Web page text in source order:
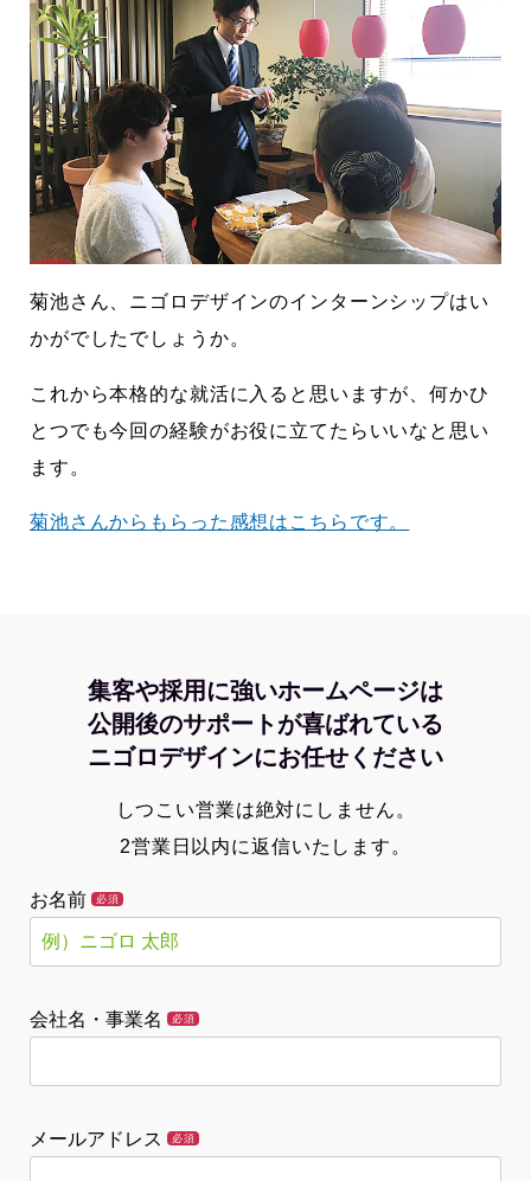
菊池さん、ニゴロデザインのインターンシップはい
かがでしたでしょうか。
これから本格的な就活に入ると思いますが、何かひ
とつでも今回の経験がお役に立てたらいいなと思い
ます。
菊池さんからもらった感想はこちらです。
集客や採用に強いホームページは
公開後のサポートが喜ばれている
ニゴロデザインにお任せください
しつこい営業は絶対にしません。
2営業日以内に返信いたします。
お名前 必須
会社名・事業名 必須
メールアドレス 必須